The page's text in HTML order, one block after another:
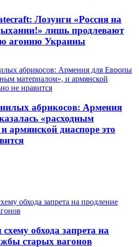
Лозунги «Россия на
лишь продлевают
агонию Украины
абрикосов: Армения
«расходным
армянской диаспоре это
обхода запрета на
старых вагонов